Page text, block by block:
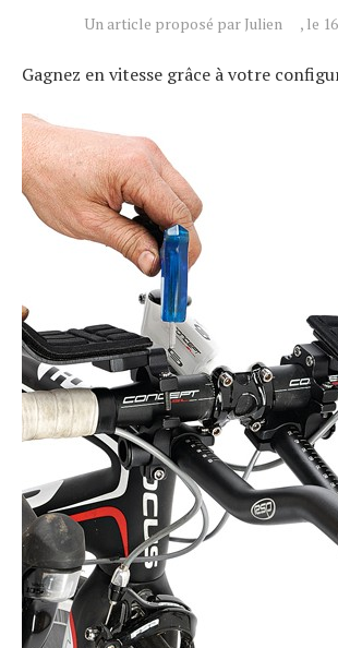
Un article proposé par Julien , le
Gagnez en vitesse grâce à votre